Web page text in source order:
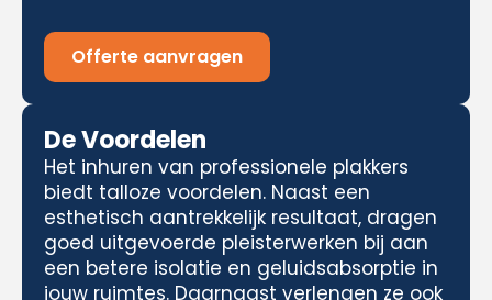
Offerte aanvragen
De Voordelen
Het inhuren van professionele plakkers
biedt talloze voordelen. Naast een
esthetisch aantrekkelijk resultaat, dragen
goed uitgevoerde pleisterwerken bij aan
een betere isolatie en geluidsabsorptie in
jouw ruimtes. Daarnaast verlengen ze ook